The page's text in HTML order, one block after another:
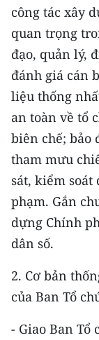
công tác xây
quan trọng
đạo, quản lý,
đánh giá cán
liệu thống
an toàn về tổ
biên chế; bảo
tham mưu
sát, kiểm
phạm. Gắn
dựng Chính
dân số.
2. Cơ bản
của Ban Tổ
- Giao Ban